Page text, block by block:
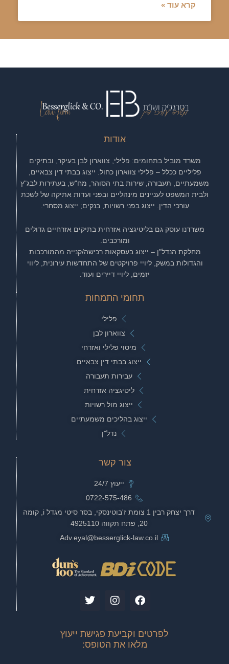
קרא עוד »
אודות
משרד מוביל בתחומים: פלילי, צווארון לבן בעיקר, ובתיקים
פליליים ככלל – פלילי צווארון כחול. ייצוג בבתי דין צבאיים,
משמעתיים, תעבורה, שירות בתי הסוהר, מח"ש, בעתירות לבג"ץ
ולבית המשפט לעניינים מינהליים ובפני ועדות אתיקה של לשכת
עורכי הדין. ייצוג בפני רשויות, בנקים; ייצוג מסחרי.
משרדנו עוסק גם בליטיגציה אזרחית בתיקים אזרחיים גדולים
ומורכבים.
מחלקת הנדל"ן – ייצוג בעסקאות רכישה/קנייה מהמורכבות
והגדולות במשק, ליויי פרויקטים של התחדשות עירונית, ליווי
יזמים, ליויי דיירים ועוד.
תחומי התמחות
פלילי
צווארון לבן
מיסוי פלילי ואזרחי
ייצוג בבתי דין צבאיים
עבירות תעבורה
ליטיגציה אזרחית
ייצוג מול רשויות
ייצוג בהליכים משמעתיים
נדל"ן
צור קשר
ייעוץ 24/7
0722-575-486
דרך יצחק רבין 1 צומת ז'בוטינסקי, בסר סיטי מגדל i, קומה
20, פתח תקווה 4925110
Adv.eyal@besserglick-law.co.il
F
a
b
o
I
n
a
g
T
w
t
e
לפרטים וקביעת פגישת ייעוץ
מלאו את הטופס: